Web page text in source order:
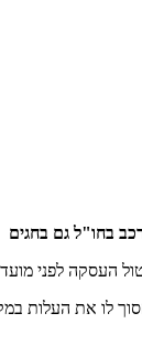
העסקה לפני
לו את העלות